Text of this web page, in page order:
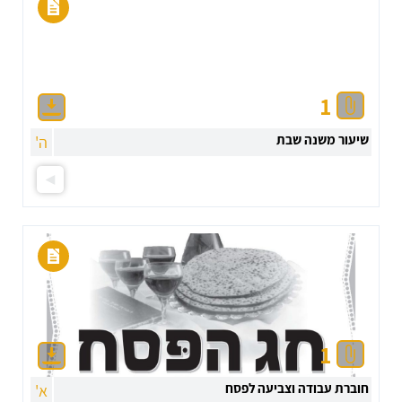
1
שיעור משנה שבת ה'
1
חוברת עבודה וצביעה לפסח א'